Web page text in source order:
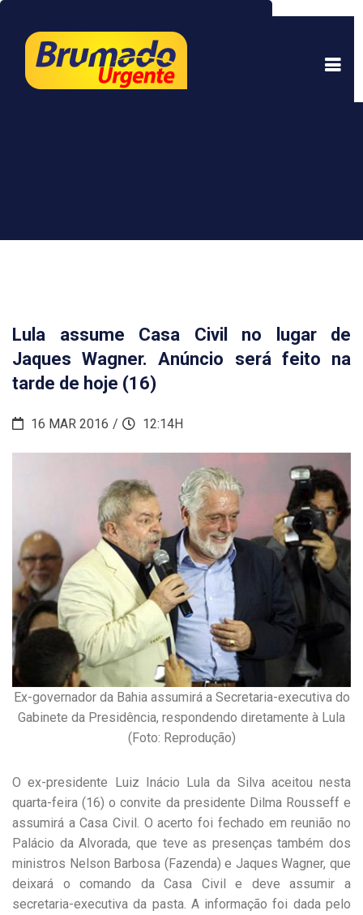
experiência. Ao continuar a navegar, você está
de acordo com isso.Saber mais.
Lula assume Casa Civil no lugar de
Jaques Wagner. Anúncio será feito na
tarde de hoje (16)
16 MAR 2016 12:14H
Ex-governador da Bahia assumirá a Secretaria-executiva do
Gabinete da Presidência, respondendo diretamente à Lula
(Foto: Reprodução)
O ex-presidente Luiz Inácio Lula da Silva aceitou nesta
quarta-feira (16) o convite da presidente Dilma Rousseff e
assumirá a Casa Civil. O acerto foi fechado em reunião no
Palácio da Alvorada, que teve as presenças também dos
ministros Nelson Barbosa (Fazenda) e Jaques Wagner, que
deixará o comando da Casa Civil e deve assumir a
secretaria-executiva da pasta. A informação foi dada pelo